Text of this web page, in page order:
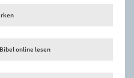
online lesen